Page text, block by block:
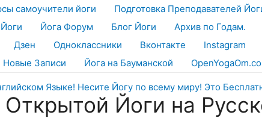
самоучители йоги
Подготовка Преподавателей
Йога Форум Блог Йоги Архив по Годам.
Дзен Одноклассники Вконтакте Instagram
Новые Записи Йога на Бауманской
Йоги на